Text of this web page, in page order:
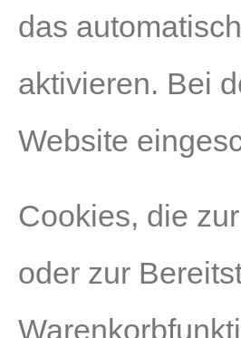
das
aktivieren. Bei
Website
Cookies, die
oder zur